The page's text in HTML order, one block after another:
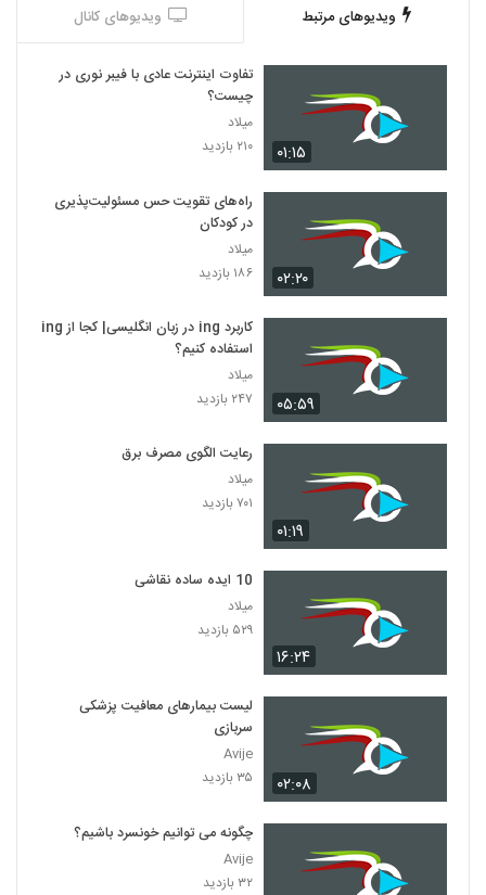
ویدیوهای مرتبط ویدیوهای کانال
۰۱:۱۵
تفاوت اینترنت عادی با فیبر نوری در
چیست؟
میلاد
۲۱۰ بازدید
۰۲:۲۰
راه‌های تقویت حس مسئولیت‌پذیری
در کودکان
میلاد
۱۸۶ بازدید
۰۵:۵۹
کاربرد ing در زبان انگلیسی| کجا از ing
استفاده کنیم؟
میلاد
۲۴۷ بازدید
۰۱:۱۹
رعایت الگوی مصرف برق
میلاد
۷۰۱ بازدید
۱۶:۲۴
10 ایده ساده نقاشی
میلاد
۵۲۹ بازدید
۰۲:۰۸
لیست بیمارهای معافیت پزشکی
سربازی
Avije
۳۵ بازدید
چگونه می توانیم خونسرد باشیم؟
Avije
۳۲ بازدید